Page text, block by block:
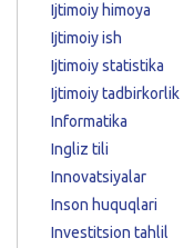
Ijtimoiy himoya
Ijtimoiy ish
Ijtimoiy statistika
Ijtimoiy tadbirkorlik
Informatika
Ingliz tili
Innovatsiyalar
Inson huquqlari
Investitsion tahlil